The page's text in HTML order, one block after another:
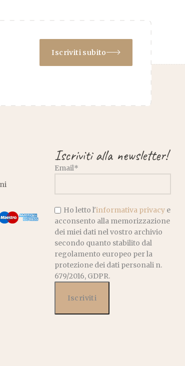
Iscriviti subito
Iscriviti alla newsletter!
Email*
Ho letto l'informativa privacye
acconsento alla memorizzazione
dei miei dati nel vostro archivio
secondo quanto stabilito dal
regolamento europeo per la
protezione dei dati personali n.
679/2016, GDPR.